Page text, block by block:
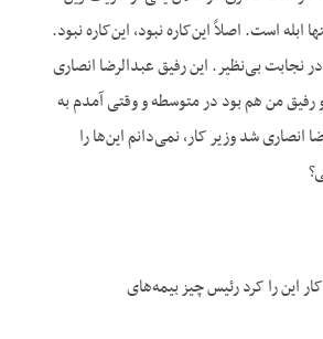
ابله است. اصلاً این‌کاره نبود، این‌کاره نبود.
نجابت بی‌نظیر. این رفیق عبدالرضا انصاری
و رفیق من هم بود در متوسطه و وقتی آمدم به
انصاری شد وزیر کار، نمی‌دانم این‌ها را
این را کرد رئیس چیز بیمه‌های